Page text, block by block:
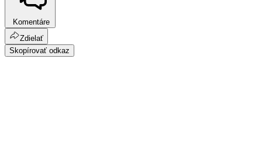
Komentáre
Zdielať
Skopírovať odkaz